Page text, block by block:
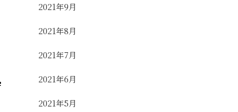
2021年9月
2021年8月
2021年7月
2021年6月
2021年5月